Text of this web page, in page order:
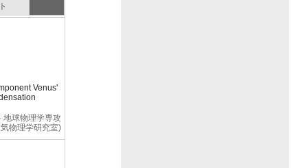
Venus'
地球物理学専攻
物理学研究室)